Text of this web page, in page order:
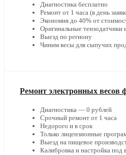
Диагностика бесплатно
Ремонт от 1 часа (в день
Экономия до 40% от
Оригинальные тензодатчики
Выезд по региону
Чиним весы для сыпучих
Ремонт электронных весов
Диагностика — 0 рублей
Срочный ремонт от 1 часа
Недорого и в срок
Только лицензионные
Выезд на пищевое
Калибровка и настройка под